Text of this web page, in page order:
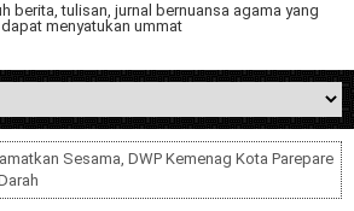
berita, tulisan, jurnal bernuansa agama yang
dapat menyatukan ummat
Sesama, DWP Kemenag Kota Parepare